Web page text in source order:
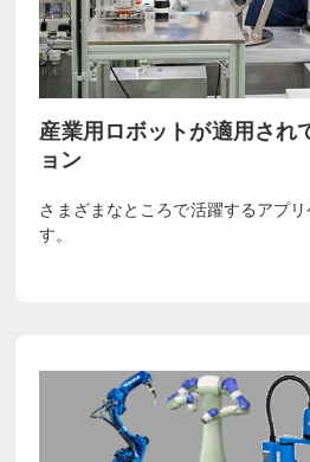
産業用ロボットが適用され
ョン
さまざまなところで活躍するアプ
す。